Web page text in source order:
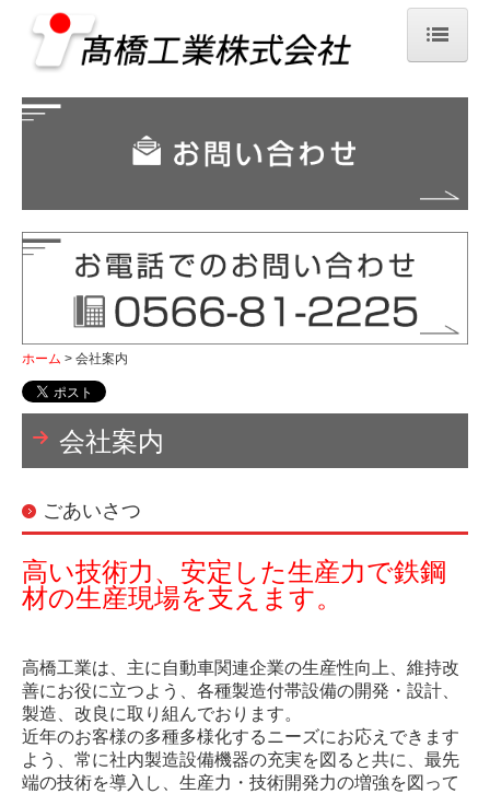
設備紹介
事業案内
採用情報
募集要項
お問い合わせ
ホーム 会社案内
会社案内
ごあいさつ
高い技術力、安定した生産力で鉄鋼
材の生産現場を支えます。
高橋工業は、主に自動車関連企業の生産性向上、維持改
善にお役に立つよう、各種製造付帯設備の開発・設計、
製造、改良に取り組んでおります。
近年のお客様の多種多様化するニーズにお応えできます
よう、常に社内製造設備機器の充実を図ると共に、最先
端の技術を導入し、生産力・技術開発力の増強を図って